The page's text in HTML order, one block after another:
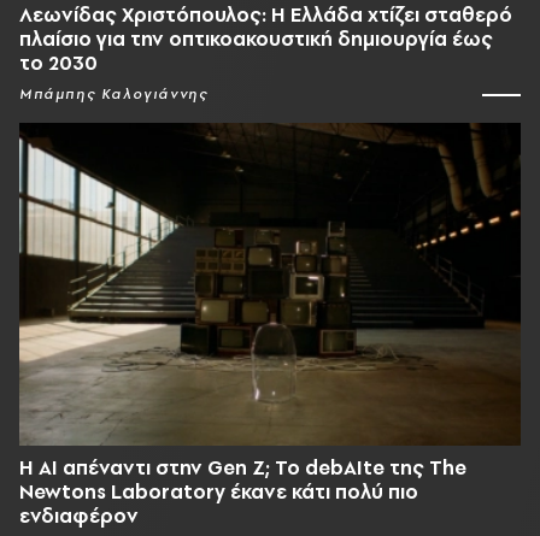
Λεωνίδας Χριστόπουλος: Η Ελλάδα χτίζει σταθερό
πλαίσιο για την οπτικοακουστική δημιουργία έως
το 2030
Μπάμπης Καλογιάννης
Η AI απέναντι στην Gen Z; Το debAIte της The
Newtons Laboratory έκανε κάτι πολύ πιο
ενδιαφέρον